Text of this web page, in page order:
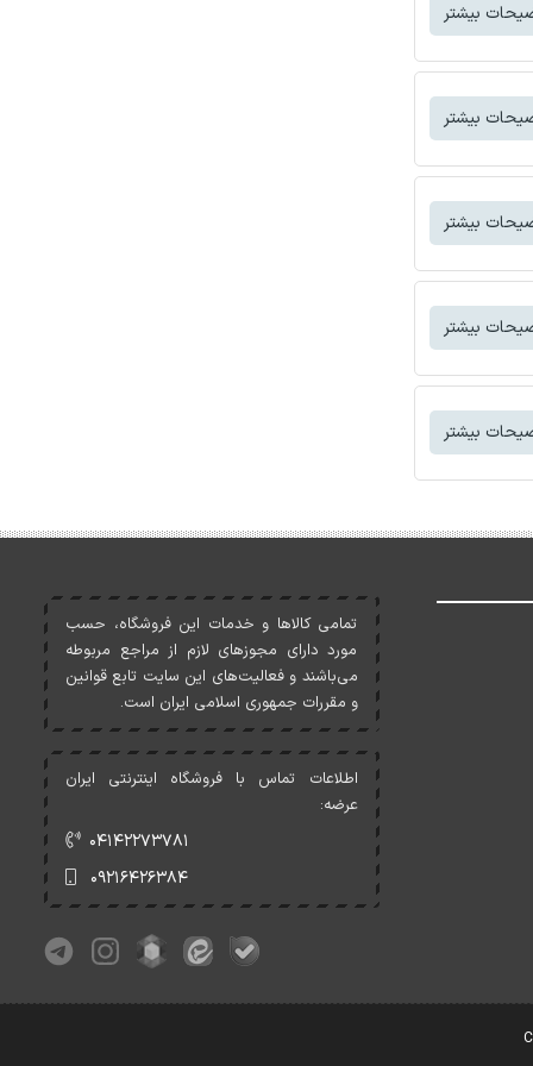
بیشتر
بیشتر
بیشتر
بیشتر
بیشتر
تمامی کالاها و خدمات اين فروشگاه، حسب
مورد دارای مجوزهای لازم از مراجع مربوطه
می‌باشند و فعاليت‌های اين سايت تابع قوانين
و مقررات جمهوری اسلامی ايران است.
اطلاعات تماس با فروشگاه اینترنتی ایران
عرضه:
۰۴۱۴۲۲۷۳۷۸۱
۰۹۲۱۶۴۲۶۳۸۴